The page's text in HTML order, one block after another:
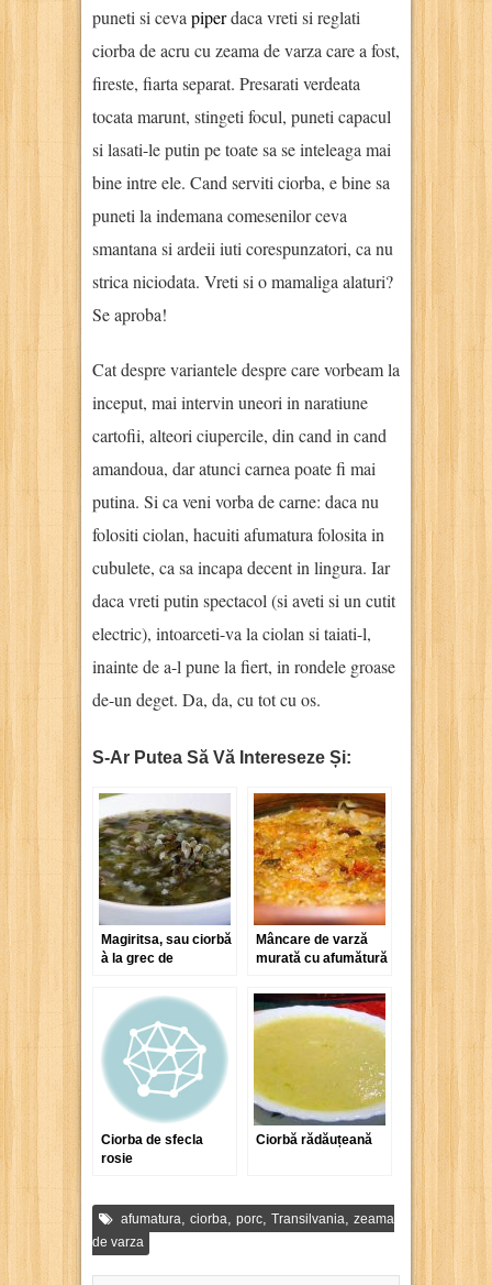
puneti si ceva piperdaca vreti si reglati
ciorba de acru cu zeama de varza care a fost,
fireste, fiarta separat. Presarati verdeata
tocata marunt, stingeti focul, puneti capacul
si lasati-le putin pe toate sa se inteleaga mai
bine intre ele. Cand serviti ciorba, e bine sa
puneti la indemana comesenilor ceva
smantana si ardeii iuti corespunzatori, ca nu
strica niciodata. Vreti si o mamaliga alaturi?
Se aproba!
Cat despre variantele despre care vorbeam la
inceput, mai intervin uneori in naratiune
cartofii, alteori ciupercile, din cand in cand
amandoua, dar atunci carnea poate fi mai
putina. Si ca veni vorba de carne: daca nu
folositi ciolan, hacuiti afumatura folosita in
cubulete, ca sa incapa decent in lingura. Iar
daca vreti putin spectacol (si aveti si un cutit
electric), intoarceti-va la ciolan si taiati-l,
inainte de a-l pune la fiert, in rondele groase
de-un deget. Da, da, cu tot cu os.
S-Ar Putea Să Vă Intereseze Și:
Magiritsa, sau ciorbă
à la grec de
Mâncare de varză
murată cu afumătură
Ciorba de sfecla
rosie
Ciorbă rădăuțeană
afumatura, ciorba, porc, Transilvania, zeama
de varza